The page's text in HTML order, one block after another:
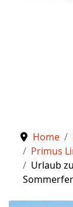
Home
Primus
Urlaub